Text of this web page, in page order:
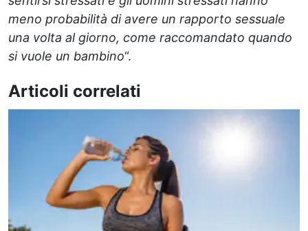
meno probabilità di avere un rapporto sessuale
una volta al giorno, come raccomandato quando
si vuole un bambino“.
Articoli correlati